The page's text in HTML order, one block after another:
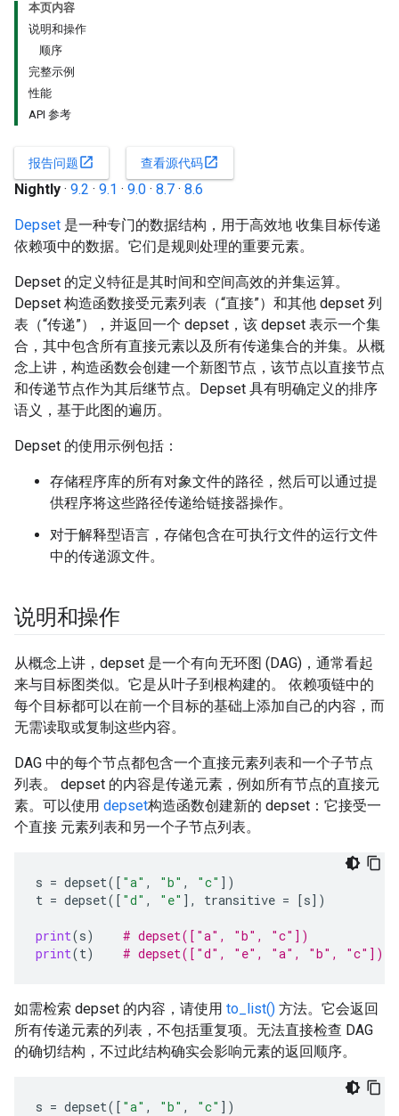
本页内容
说明和操作
顺序
完整示例
性能
API 参考
报告问题open_in_new 查看源代码open_in_new
Nightly · 9.2 · 9.1 · 9.0 · 8.7 · 8.6
Depset 是一种专门的数据结构，用于高效地 收集目标传递
依赖项中的数据。它们是规则处理的重要元素。
Depset 的定义特征是其时间和空间高效的并集运算。
Depset 构造函数接受元素列表（“直接”）和其他 depset 列
表（“传递”），并返回一个 depset，该 depset 表示一个集
合，其中包含所有直接元素以及所有传递集合的并集。从概
念上讲，构造函数会创建一个新图节点，该节点以直接节点
和传递节点作为其后继节点。Depset 具有明确定义的排序
语义，基于此图的遍历。
Depset 的使用示例包括：
存储程序库的所有对象文件的路径，然后可以通过提
供程序将这些路径传递给链接器操作。
对于解释型语言，存储包含在可执行文件的运行文件
中的传递源文件。
说明和操作
从概念上讲，depset 是一个有向无环图 (DAG)，通常看起
来与目标图类似。它是从叶子到根构建的。 依赖项链中的
每个目标都可以在前一个目标的基础上添加自己的内容，而
无需读取或复制这些内容。
DAG 中的每个节点都包含一个直接元素列表和一个子节点
列表。 depset 的内容是传递元素，例如所有节点的直接元
素。可以使用 depset构造函数创建新的 depset：它接受一
个直接 元素列表和另一个子节点列表。
s = depset([ "a" , "b" , "c" ])
t = depset([ "d" , "e" ], transitive = [s])
print(s)
# depset(["a", "b", "c"])
print(t) # depset(["d", "e", "a", "b", "c"])
如需检索 depset 的内容，请使用 to_list() 方法。它会返回
所有传递元素的列表，不包括重复项。无法直接检查 DAG
的确切结构，不过此结构确实会影响元素的返回顺序。
s = depset([ "a" , "b" , "c" ])